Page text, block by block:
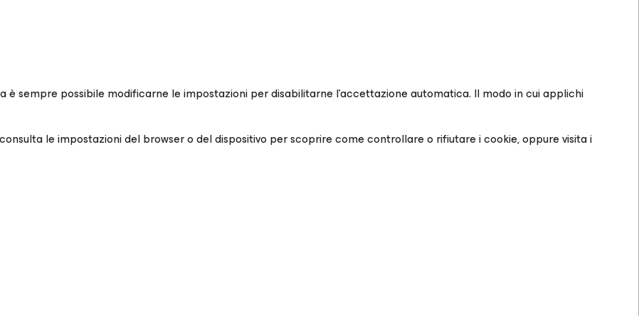
sempre possibile modificarne le impostazioni per disabilitarne l'accettazione automatica. Il modo in cui applichi
le impostazioni del browser o del dispositivo per scoprire come controllare o rifiutare i cookie, oppure visita i